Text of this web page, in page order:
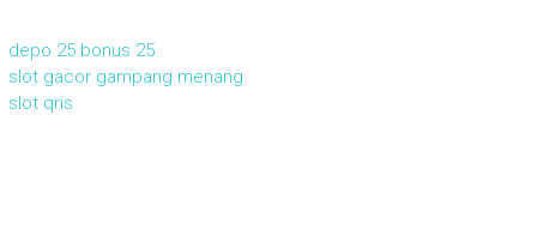
depo 25 bonus 25
slot gacor gampang menang
slot qris